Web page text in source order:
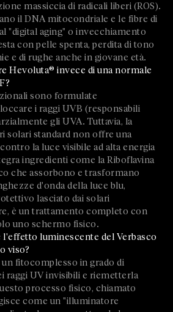
massiccia di radicali liberi (ROS).
il DNA mitocondriale e le fibre di
"digital aging" o invecchiamento
con pelle spenta, perdita di tono
e di rughe anche in giovane età.
Hevoluta® invece di una normale
sono formulate
i raggi UVB (responsabili
gli UVA. Tuttavia, la
solari standard non offre una
la luce visibile ad alta energia
ingredienti come la Riboflavina
che assorbono e trasformano
d'onda della luce blu,
lasciato dai solari
è un trattamento completo con
uno schermo fisico.
l'effetto luminescente del Verbasco
viso?
fitocomplesso in grado di
raggi UV invisibili e riemetterla
processo fisico, chiamato
come un "illuminatore